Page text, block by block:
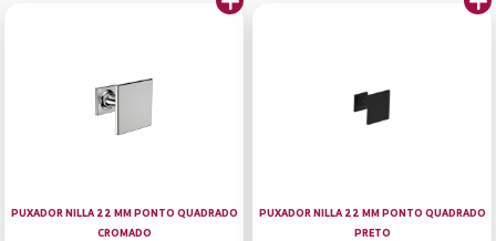
PUXADOR NILLA 22 MM PONTO QUADRADO
CROMADO
PUXADOR NILLA 22 MM PONTO QUADRADO
PRETO